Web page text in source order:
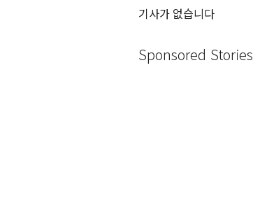
기사가 없습니다
Sponsored Stories